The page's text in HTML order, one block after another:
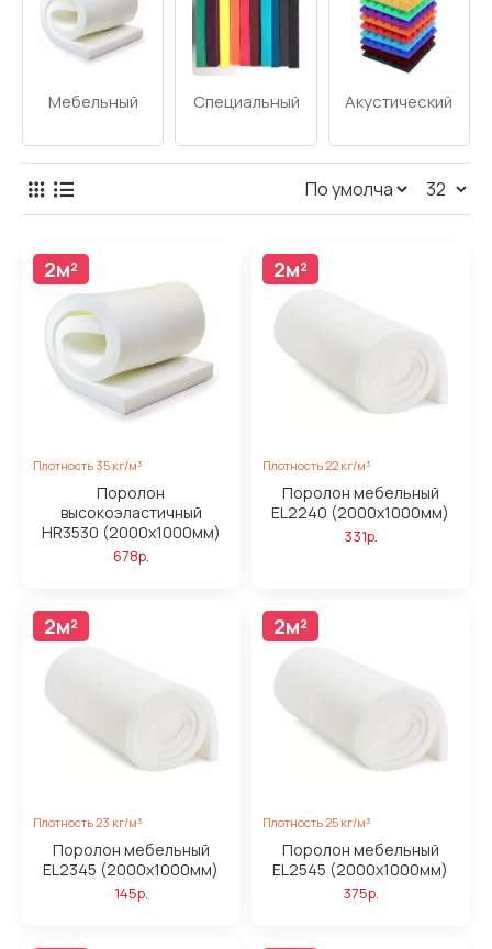
Мебельный Специальный Акустический
2м²
Плотность 35 кг/м³
Поролон
высокоэластичный
HR3530 (2000x1000мм)
678р.
2м²
Плотность 22 кг/м³
Поролон мебельный
EL2240 (2000x1000мм)
331р.
2м²
Плотность 23 кг/м³
Поролон мебельный
EL2345 (2000x1000мм)
145р.
2м²
Плотность 25 кг/м³
Поролон мебельный
EL2545 (2000x1000мм)
375р.